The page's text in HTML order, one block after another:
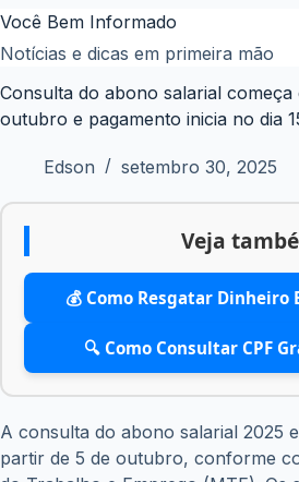
Pular
para
conteúdo
Você Bem Informado
Notícias e dicas em primeira mão
Consulta do abono salarial começa
outubro e pagamento inicia no dia
Edson setembro 30, 2025
Veja
💰 Como Resgatar Dinheiro
🔍 Como Consultar CPF
A consulta do abono salarial 2025
partir de 5 de outubro, conforme